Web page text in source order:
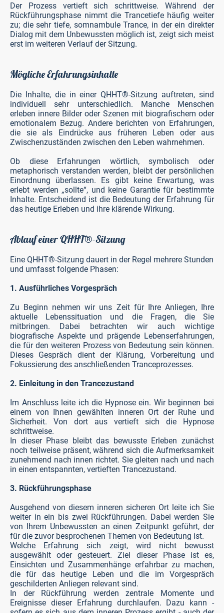
Der Prozess vertieft sich schrittweise. Während der
Rückführungsphase nimmt die Trancetiefe häufig weiter
zu; die sehr tiefe, somnambule Trance, in der ein direkter
Dialog mit dem Unbewussten möglich ist, zeigt sich meist
erst im weiteren Verlauf der Sitzung.
Mögliche Erfahrungsinhalte
Die Inhalte, die in einer QHHT®-Sitzung auftreten, sind
individuell sehr unterschiedlich. Manche Menschen
erleben innere Bilder oder Szenen mit biografischem oder
emotionalem Bezug. Andere berichten von Erfahrungen,
die sie als Eindrücke aus früheren Leben oder aus
Zwischenzuständen zwischen den Leben wahrnehmen.
Ob diese Erfahrungen wörtlich, symbolisch oder
metaphorisch verstanden werden, bleibt der persönlichen
Einordnung überlassen. Es gibt keine Erwartung, was
erlebt werden „sollte“, und keine Garantie für bestimmte
Inhalte. Entscheidend ist die Bedeutung der Erfahrung für
das heutige Erleben und ihre klärende Wirkung.
Ablauf einer QHHT®-Sitzung
Eine QHHT®-Sitzung dauert in der Regel mehrere Stunden
und umfasst folgende Phasen:
1. Ausführliches Vorgespräch
Zu Beginn nehmen wir uns Zeit für Ihre Anliegen, Ihre
aktuelle Lebenssituation und die Fragen, die Sie
mitbringen. Dabei betrachten wir auch wichtige
biografische Aspekte und prägende Lebenserfahrungen,
die für den weiteren Prozess von Bedeutung sein können.
Dieses Gespräch dient der Klärung, Vorbereitung und
Fokussierung des anschließenden Tranceprozesses.
2. Einleitung in den Trancezustand
Im Anschluss leite ich die Hypnose ein. Wir beginnen bei
einem von Ihnen gewählten inneren Ort der Ruhe und
Sicherheit. Von dort aus vertieft sich die Hypnose
schrittweise.
In dieser Phase bleibt das bewusste Erleben zunächst
noch teilweise präsent, während sich die Aufmerksamkeit
zunehmend nach innen richtet. Sie gleiten nach und nach
in einen entspannten, vertieften Trancezustand.
3. Rückführungsphase
Ausgehend von diesem inneren sicheren Ort leite ich Sie
weiter in ein bis zwei Rückführungen. Dabei werden Sie
von Ihrem Unbewussten an einen Zeitpunkt geführt, der
für die zuvor besprochenen Themen von Bedeutung ist.
Welche Erfahrung sich zeigt, wird nicht bewusst
ausgewählt oder gesteuert. Ziel dieser Phase ist es,
Einsichten und Zusammenhänge erfahrbar zu machen,
die für das heutige Leben und die im Vorgespräch
geschilderten Anliegen relevant sind.
In der Rückführung werden zentrale Momente und
Ereignisse dieser Erfahrung durchlaufen. Dazu kann -